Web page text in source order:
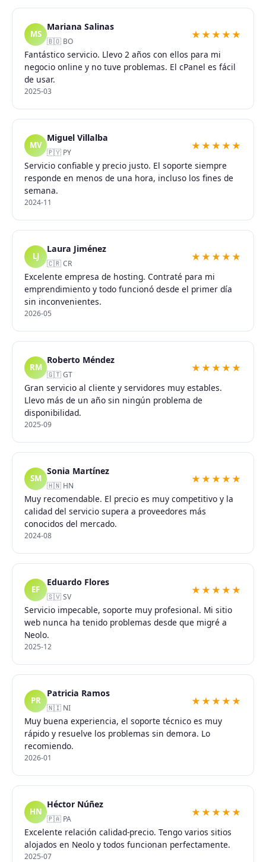
MS
Mariana Salinas
🇧🇴 BO
★★★★★
Fantástico servicio. Llevo 2 años con ellos para mi
negocio online y no tuve problemas. El cPanel es fácil
de usar.
2025-03
MV
Miguel Villalba
🇵🇾 PY
★★★★★
Servicio confiable y precio justo. El soporte siempre
responde en menos de una hora, incluso los fines de
semana.
2024-11
LJ
Laura Jiménez
🇨🇷 CR
★★★★★
Excelente empresa de hosting. Contraté para mi
emprendimiento y todo funcionó desde el primer día
sin inconvenientes.
2026-05
RM
Roberto Méndez
🇬🇹 GT
★★★★★
Gran servicio al cliente y servidores muy estables.
Llevo más de un año sin ningún problema de
disponibilidad.
2025-09
SM
Sonia Martínez
🇭🇳 HN
★★★★★
Muy recomendable. El precio es muy competitivo y la
calidad del servicio supera a proveedores más
conocidos del mercado.
2024-08
EF
Eduardo Flores
🇸🇻 SV
★★★★★
Servicio impecable, soporte muy profesional. Mi sitio
web nunca ha tenido problemas desde que migré a
Neolo.
2025-12
PR
Patricia Ramos
🇳🇮 NI
★★★★★
Muy buena experiencia, el soporte técnico es muy
rápido y resuelve los problemas sin demora. Lo
recomiendo.
2026-01
HN
Héctor Núñez
🇵🇦 PA
★★★★★
Excelente relación calidad-precio. Tengo varios sitios
alojados en Neolo y todos funcionan perfectamente.
2025-07